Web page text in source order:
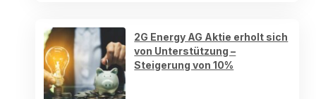
2G Energy AG Aktie erholt sich
von Unterstützung –
Steigerung von 10%